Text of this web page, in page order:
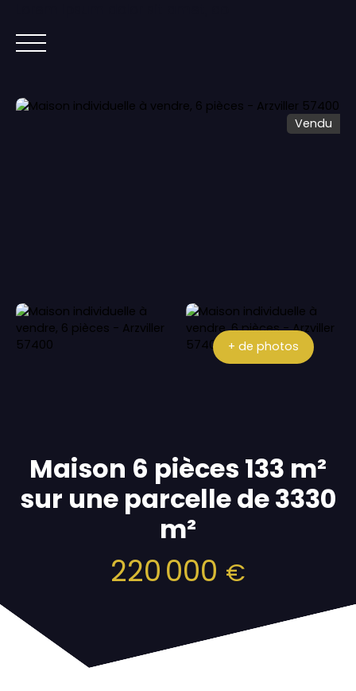
ACCUEIL ACHETER
IMMOBILIER NEUF
Vendu
+ de photos
Maison 6 pièces 133 m²
sur une parcelle de 3330
m²
220 000 €